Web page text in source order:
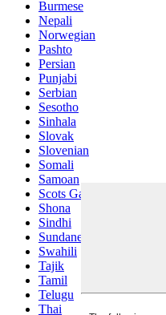
Burmese
Nepali
Norwegian
Pashto
Persian
Punjabi
Serbian
Sesotho
Sinhala
Slovak
Slovenian
Somali
Samoan
Scots Gaelic
Shona
Sindhi
Sundanese
Swahili
Tajik
Tamil
Telugu
Thai